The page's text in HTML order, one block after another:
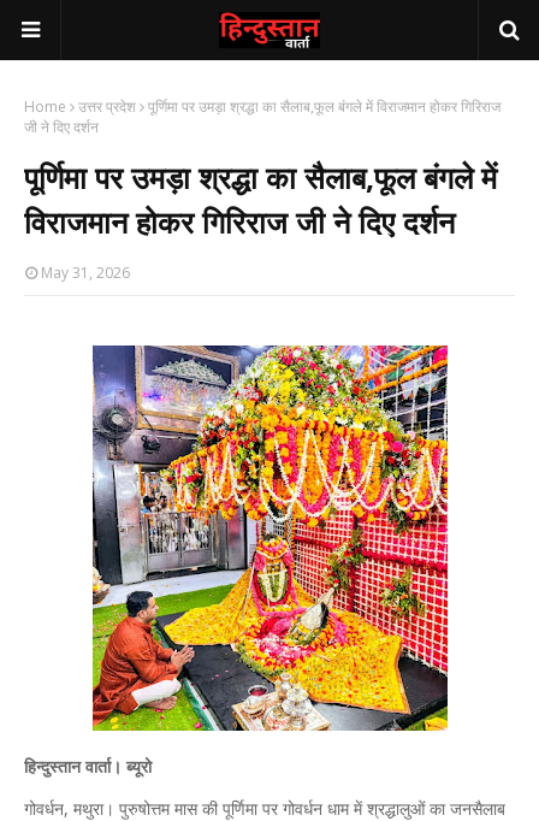
Home उत्तर प्रदेश पूर्णिमा पर उमड़ा श्रद्धा का सैलाब,फूल बंगले में विराजमान होकर गिरिराज
जी ने दिए दर्शन
पूर्णिमा पर उमड़ा श्रद्धा का सैलाब,फूल बंगले में
विराजमान होकर गिरिराज जी ने दिए दर्शन
May 31, 2026
हिन्दुस्तान वार्ता। ब्यूरो
गोवर्धन, मथुरा। पुरुषोत्तम मास की पूर्णिमा पर गोवर्धन धाम में श्रद्धालुओं का जनसैलाब